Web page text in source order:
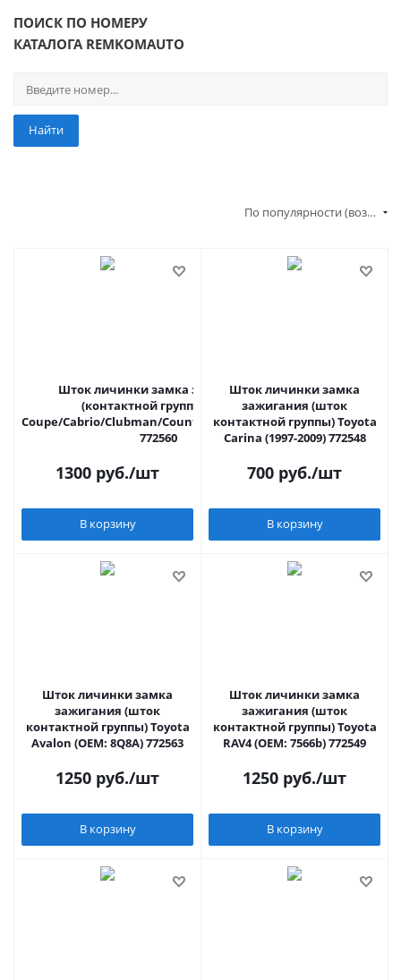
ПОИСК ПО НОМЕРУ
КАТАЛОГА REMKOMAUTO
Найти
По популярности (возрастание)
Шток личинки замка зажигания
(контактной группы) Mini
Coupe/Cabrio/Clubman/Countryman/Paceman
772560
1300 руб./шт
В корзину
Шток личинки замка
зажигания (шток
контактной группы) Toyota
Carina (1997-2009) 772548
700 руб./шт
В корзину
Шток личинки замка
зажигания (шток
контактной группы) Toyota
Avalon (OEM: 8Q8A) 772563
1250 руб./шт
В корзину
Шток личинки замка
зажигания (шток
контактной группы) Toyota
RAV4 (OEM: 7566b) 772549
1250 руб./шт
В корзину